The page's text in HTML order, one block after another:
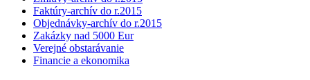
Faktúry-archív do r.2015
Objednávky-archív do r.2015
Zakázky nad 5000 Eur
Verejné obstarávanie
Financie a ekonomika